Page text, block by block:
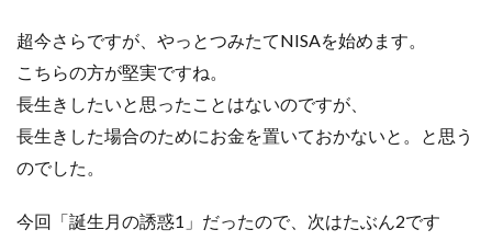
超今さらですが、やっとつみたてNISAを始めます。
こちらの方が堅実ですね。
長生きしたいと思ったことはないのですが、
長生きした場合のためにお金を置いておかないと。と思う
のでした。
今回「誕生月の誘惑1」だったので、次はたぶん2です